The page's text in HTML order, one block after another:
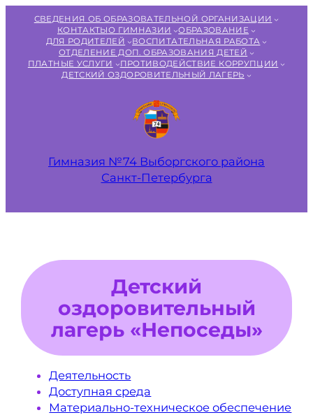
Перейти
содержимому
СВЕДЕНИЯ ОБ ОБРАЗОВАТЕЛЬНОЙ ОРГАНИЗАЦИИ
КОНТАКТЫО ГИМНАЗИИ
ОБРАЗОВАНИЕ
ДЛЯ РОДИТЕЛЕЙ
ВОСПИТАТЕЛЬНАЯ РАБОТА
ОТДЕЛЕНИЕ ДОП. ОБРАЗОВАНИЯ ДЕТЕЙ
ПЛАТНЫЕ УСЛУГИ
ПРОТИВОДЕЙСТВИЕ КОРРУПЦИИ
ДЕТСКИЙ ОЗДОРОВИТЕЛЬНЫЙ ЛАГЕРЬ
Гимназия №74 Выборгского района
Санкт‑Петербурга
Детский
оздоровительный
лагерь «Непоседы»
Деятельность
Доступная среда
Материально-техническое обеспечение